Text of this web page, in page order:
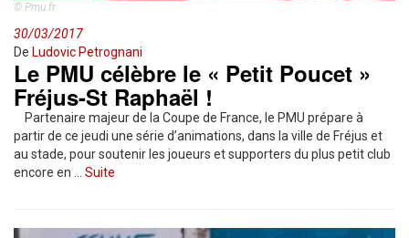
© Pmu.fr
30/03/2017
De Ludovic Petrognani
Le PMU célèbre le « Petit Poucet »
Fréjus-St Raphaël !
Partenaire majeur de la Coupe de France, le PMU prépare à
partir de ce jeudi une série d’animations, dans la ville de Fréjus et
au stade, pour soutenir les joueurs et supporters du plus petit club
encore en … Suite